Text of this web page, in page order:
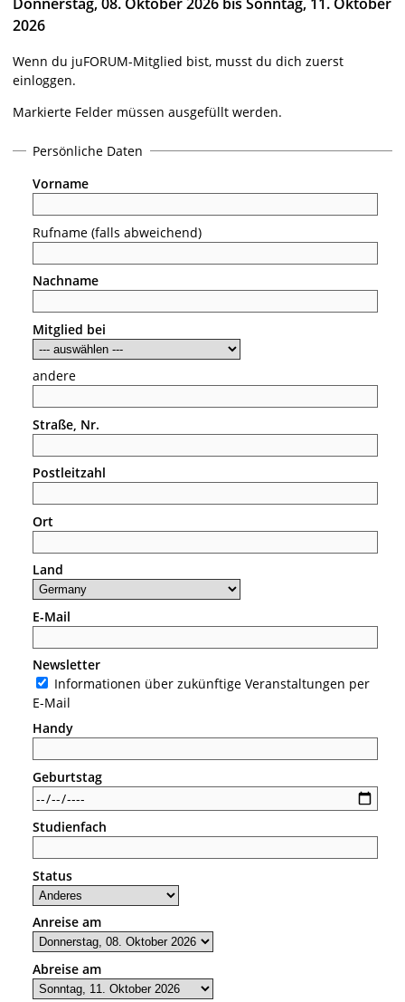
2026
Wenn du juFORUM-Mitglied bist, musst du dich zuerst
einloggen.
Markierte Felder müssen ausgefüllt werden.
Persönliche Daten
Vorname
Rufname (falls abweichend)
Nachname
Mitglied bei
andere
Straße, Nr.
Postleitzahl
Ort
Land
E-Mail
Newsletter
Informationen über zukünftige Veranstaltungen per
E-Mail
Handy
Geburtstag
Studienfach
Status
Anreise am
Abreise am